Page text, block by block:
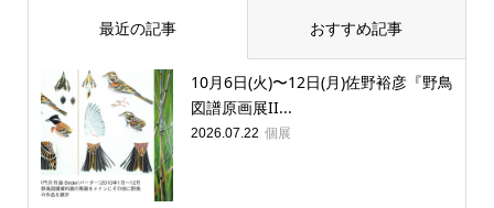
最近の記事 おすすめ記事
10月6日(火)〜12日(月)佐野裕彦『野鳥
図譜原画展II...
2026.07.22 個展